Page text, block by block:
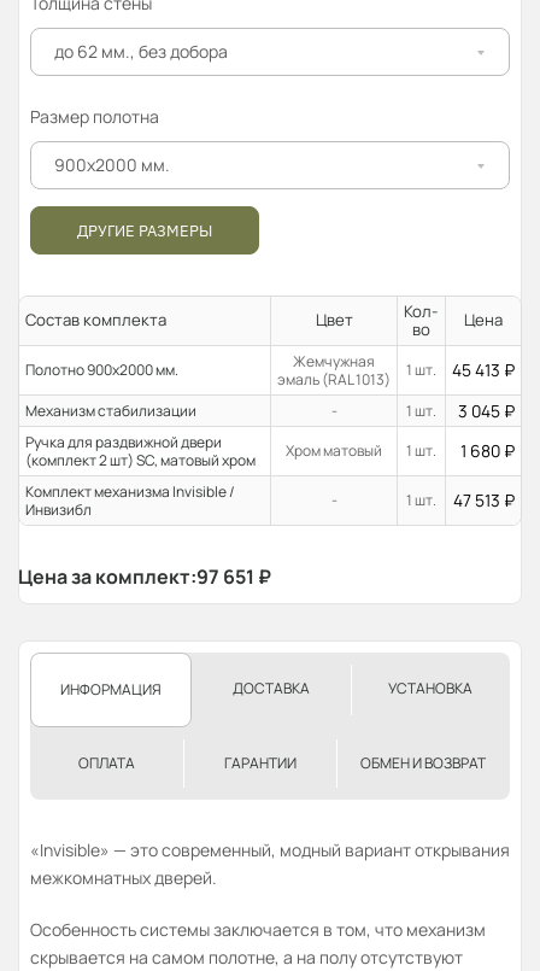
до 62 мм., без добора
Размер полотна
900x2000 мм.
ДРУГИЕ РАЗМЕРЫ
Состав комплекта Цвет
Кол-
во
Цена
Полотно 900x2000 мм.
Жемчужная
эмаль (RAL 1013)
1 шт. 45 413 ₽
Механизм стабилизации - 1 шт. 3 045 ₽
Ручка для раздвижной двери
(комплект 2 шт) SC, матовый хром
Хром матовый 1 шт. 1 680 ₽
Комплект механизма Invisible /
Инвизибл
- 1 шт. 47 513 ₽
Цена за комплект:97 651 ₽
ИНФОРМАЦИЯ ДОСТАВКА УСТАНОВКА
ОПЛАТА ГАРАНТИИ ОБМЕН И ВОЗВРАТ
«Invisible» — это современный, модный вариант открывания
межкомнатных дверей.
Особенность системы заключается в том, что механизм
скрывается на самом полотне, а на полу отсутствуют